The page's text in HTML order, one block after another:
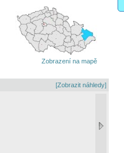
Zobrazení na mapě
[Zobrazit náhledy]